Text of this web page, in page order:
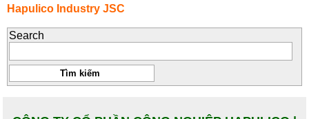
Hapulico Industry JSC
Search